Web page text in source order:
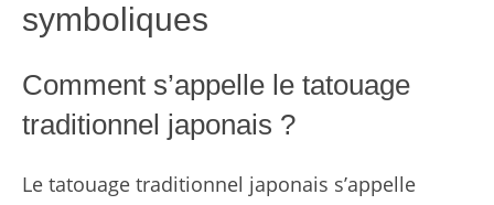
symboliques
Comment s’appelle le tatouage
traditionnel japonais ?
Le tatouage traditionnel japonais s’appelle